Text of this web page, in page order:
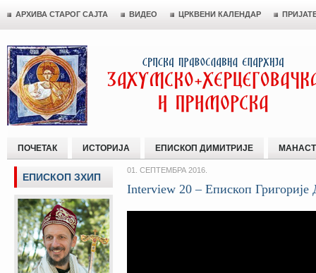
АРХИВА СТАРОГ САЈТА ВИДЕО ЦРКВЕНИ КАЛЕНДАР
ПОЧЕТАК ИСТОРИЈА ЕПИСКОП ДИМИТРИЈЕ
01. СЕПТЕМБРА 2016.
Interview 20 – Епископ Григорије
ЕПИСКОП ЗХИП